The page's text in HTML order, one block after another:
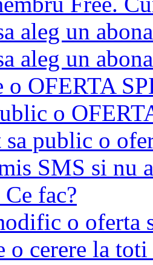
aleg un
aleg un
o OFERTA
o
public o
SMS si nu
fac?
o oferta
o cerere la